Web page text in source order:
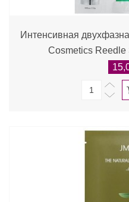
Интенсивная
Cosmetics Reedle